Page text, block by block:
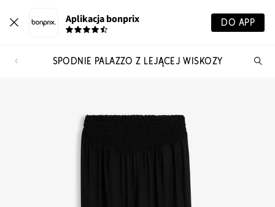
Aplikacja bonprix DO APP
SPODNIE PALAZZO Z LEJĄCEJ WISKOZY